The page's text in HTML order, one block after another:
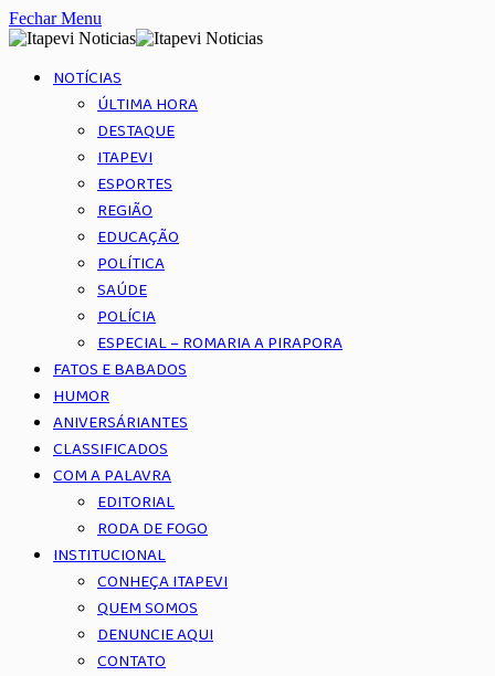
Fechar Menu
NOTÍCIAS
ÚLTIMA HORA
DESTAQUE
ITAPEVI
ESPORTES
REGIÃO
EDUCAÇÃO
POLÍTICA
SAÚDE
POLÍCIA
ESPECIAL – ROMARIA A PIRAPORA
FATOS E BABADOS
HUMOR
ANIVERSÁRIANTES
CLASSIFICADOS
COM A PALAVRA
EDITORIAL
RODA DE FOGO
INSTITUCIONAL
CONHEÇA ITAPEVI
QUEM SOMOS
DENUNCIE AQUI
CONTATO